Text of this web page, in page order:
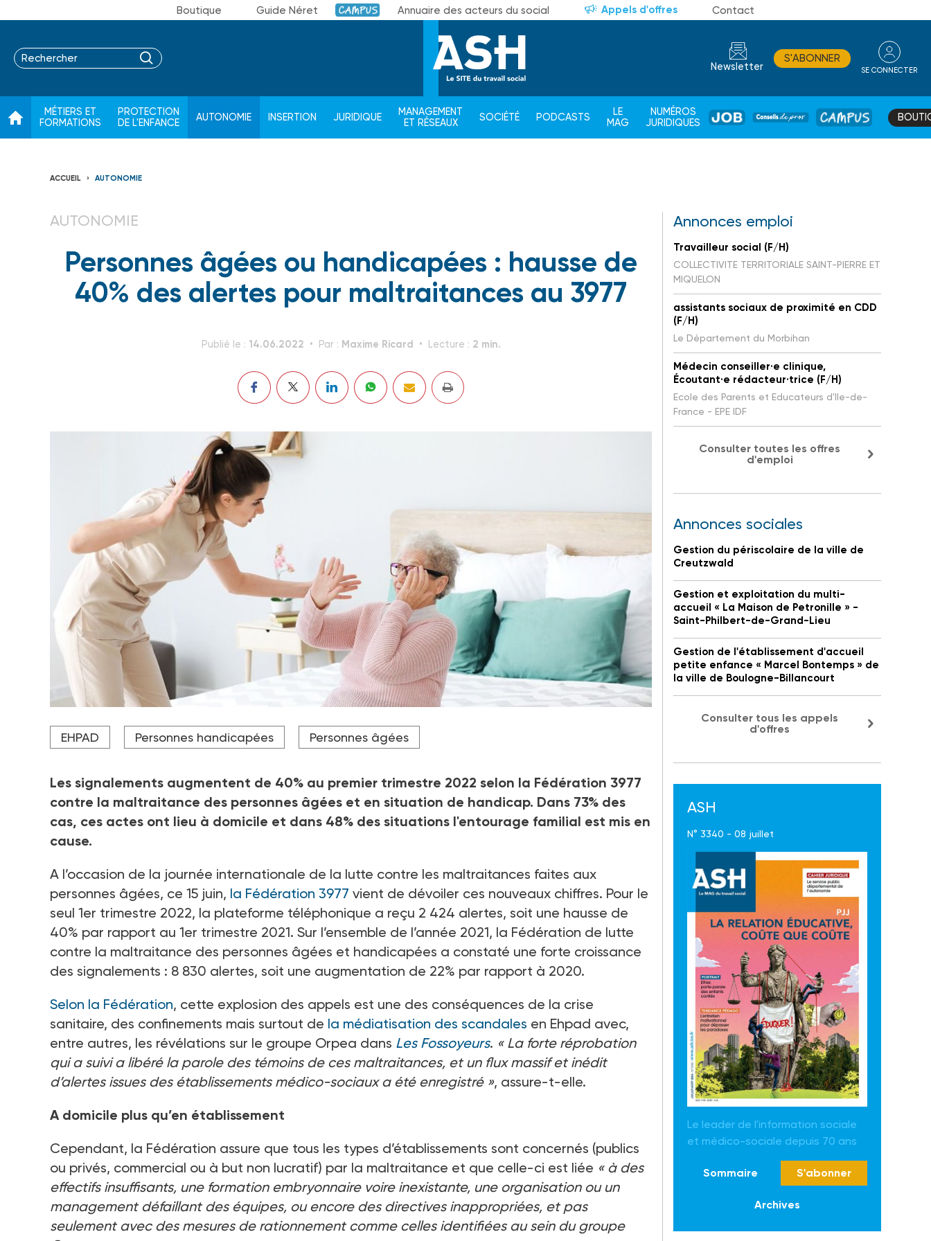
Boutique Guide Néret Campus Annuaire des acteurs du social Appels d'offres Contact
Newsletter
S'ABONNER
SE CONNECTER
MÉTIERS ET
FORMATIONS
PROTECTION
DE L'ENFANCE
AUTONOMIE INSERTION JURIDIQUE
MANAGEMENT
ET RÉSEAUX
SOCIÉTÉ PODCASTS
LE
MAG
NUMÉROS
JURIDIQUES
JOB
DE
CAMPUS
ACCUEIL AUTONOMIE
AUTONOMIE
Personnes âgées ou handicapées : hausse de
40% des alertes pour maltraitances au 3977
Publié le : 14.06.2022 Par : Maxime Ricard Lecture : 2 min.
Crédit photo Crédit photo Pixel-Shot - stock.adobe.com
EHPAD Personnes handicapées Personnes âgées
Les signalements augmentent de 40% au premier trimestre 2022 selon la Fédération 3977
contre la maltraitance des personnes âgées et en situation de handicap. Dans 73% des
cas, ces actes ont lieu à domicile et dans 48% des situations l'entourage familial est mis en
cause.
A l’occasion de la journée internationale de la lutte contre les maltraitances faites aux
personnes âgées, ce 15 juin, la Fédération 3977 vient de dévoiler ces nouveaux chiffres. Pour le
seul 1er trimestre 2022, la plateforme téléphonique a reçu 2 424 alertes, soit une hausse de
40% par rapport au 1er trimestre 2021. Sur l’ensemble de l’année 2021, la Fédération de lutte
contre la maltraitance des personnes âgées et handicapées a constaté une forte croissance
des signalements : 8 830 alertes, soit une augmentation de 22% par rapport à 2020.
Selon la Fédération, cette explosion des appels est une des conséquences de la crise
sanitaire, des confinements mais surtout de la médiatisation des scandales en Ehpad avec,
entre autres, les révélations sur le groupe Orpea dans Les Fossoyeurs. « La forte réprobation
qui a suivi a libéré la parole des témoins de ces maltraitances, et un flux massif et inédit
d’alertes issues des établissements médico-sociaux a été enregistré », assure-t-elle.
A domicile plus qu’en établissement
Cependant, la Fédération assure que tous les types d’établissements sont concernés (publics
ou privés, commercial ou à but non lucratif) par la maltraitance et que celle-ci est liée « à des
effectifs insuffisants, une formation embryonnaire voire inexistante, une organisation ou un
management défaillant des équipes, ou encore des directives inappropriées, et pas
seulement avec des mesures de rationnement comme celles identifiées au sein du groupe
Annonces emploi
Travailleur social (F/H)
COLLECTIVITE TERRITORIALE SAINT-PIERRE ET
MIQUELON
assistants sociaux de proximité en CDD
(F/H)
Le Département du Morbihan
Médecin conseiller·e clinique,
Écoutant·e rédacteur·trice (F/H)
Ecole des Parents et Educateurs d'Ile-de-
France - EPE IDF
Consulter toutes les offres
d'emploi
Annonces sociales
Gestion du périscolaire de la ville de
Creutzwald
Gestion et exploitation du multi-
accueil « La Maison de Petronille » -
Saint-Philbert-de-Grand-Lieu
Gestion de l'établissement d'accueil
petite enfance « Marcel Bontemps » de
la ville de Boulogne-Billancourt
Consulter tous les appels
d'offres
ASH
N° 3340 - 08 juillet
Le leader de l'information sociale
et médico-sociale depuis 70 ans
Sommaire S'abonner
Archives